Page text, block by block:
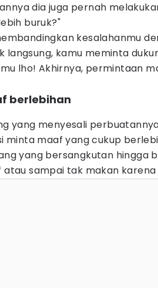
dia juga pernah
buruk?"
kesalahanmu
langsung, kamu meminta
lho! Akhirnya, permintaan
berlebihan
yang menyesali
minta maaf yang cukup
yang bersangkutan hingga
sampai tak makan